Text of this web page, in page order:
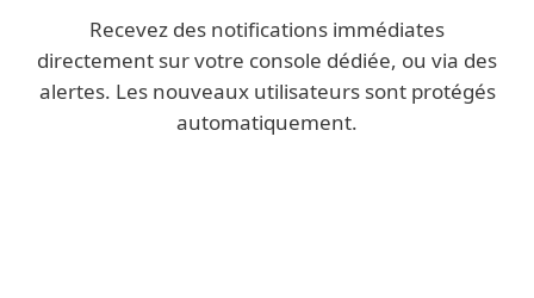
Recevez des notifications immédiates
directement sur votre console dédiée, ou via des
alertes. Les nouveaux utilisateurs sont protégés
automatiquement.